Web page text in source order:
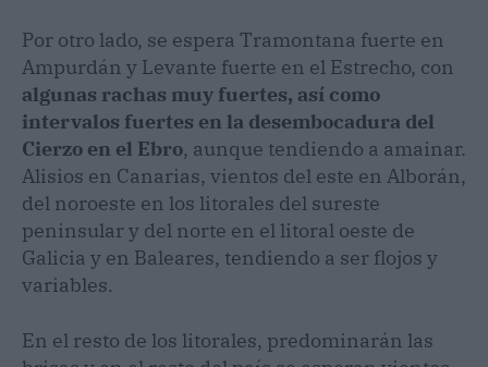
Por otro lado, se espera Tramontana fuerte en
Ampurdán y Levante fuerte en el Estrecho, con
algunas rachas muy fuertes, así como
intervalos fuertes en la desembocadura del
Cierzo en el Ebro, aunque tendiendo a amainar.
Alisios en Canarias, vientos del este en Alborán,
del noroeste en los litorales del sureste
peninsular y del norte en el litoral oeste de
Galicia y en Baleares, tendiendo a ser flojos y
variables.
En el resto de los litorales, predominarán las